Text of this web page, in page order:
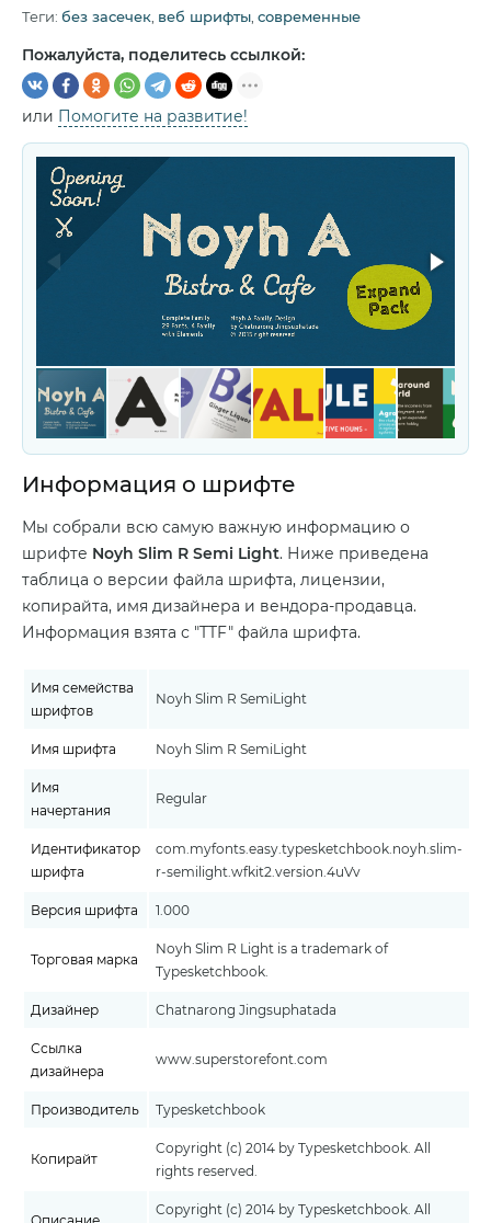
Теги: без засечек веб шрифты современные
Пожалуйста, поделитесь ссылкой:
или Помогите на развитие!
Информация о шрифте
Мы собрали всю самую важную информацию о
шрифте Noyh Slim R Semi Light. Ниже приведена
таблица о версии файла шрифта, лицензии,
копирайта, имя дизайнера и вендора-продавца.
Информация взята с "TTF" файла шрифта.
Имя семейства
шрифтов
Noyh Slim R SemiLight
Имя шрифта Noyh Slim R SemiLight
Имя
начертания
Regular
Идентификатор
шрифта
com.myfonts.easy.typesketchbook.noyh.slim-
r-semilight.wfkit2.version.4uVv
Версия шрифта 1.000
Торговая марка
Noyh Slim R Light is a trademark of
Typesketchbook.
Дизайнер Chatnarong Jingsuphatada
Ссылка
дизайнера
www.superstorefont.com
Производитель Typesketchbook
Копирайт
Copyright (c) 2014 by Typesketchbook. All
rights reserved.
Copyright (c) 2014 by Typesketchbook. All